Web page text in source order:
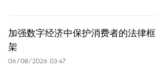
加强数字经济中保护消费者的法律框
架
06/08/2026 03:47